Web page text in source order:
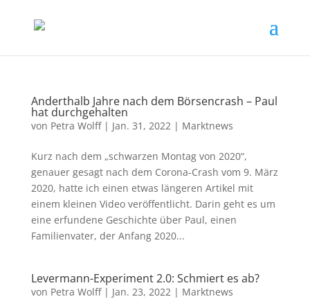
Anderthalb Jahre nach dem Börsencrash – Paul
hat durchgehalten
von Petra Wolff| Jan. 31, 2022| Marktnews
Kurz nach dem „schwarzen Montag von 2020“,
genauer gesagt nach dem Corona-Crash vom 9. März
2020, hatte ich einen etwas längeren Artikel mit
einem kleinen Video veröffentlicht. Darin geht es um
eine erfundene Geschichte über Paul, einen
Familienvater, der Anfang 2020...
Levermann-Experiment 2.0: Schmiert es ab?
von Petra Wolff| Jan. 23, 2022| Marktnews